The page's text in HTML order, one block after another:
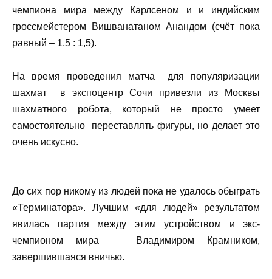
чемпиона мира между Карлсеном и и индийским
гроссмейстером Вишванатаном Анандом (счёт пока
равный – 1,5 : 1,5).
На время проведения матча для популяризации
шахмат в экспоцентр Сочи привезли из Москвы
шахматного робота, который не просто умеет
самостоятельно переставлять фигуры, но делает это
очень искусно.
До сих пор никому из людей пока не удалось обыграть
«Терминатора». Лучшим «для людей» результатом
явилась партия между этим устройством и экс-
чемпионом мира Владимиром Крамником,
завершившаяся вничью.